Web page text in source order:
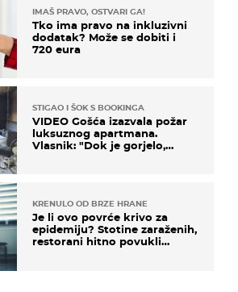
IMAŠ PRAVO, OSTVARI GA!
Tko ima pravo na inkluzivni
dodatak? Može se dobiti i
720 eura
STIGAO I ŠOK S BOOKINGA
VIDEO Gošća izazvala požar
luksuznog apartmana.
Vlasnik: "Dok je gorjelo,
KRENULO OD BRZE HRANE
Je li ovo povrće krivo za
epidemiju? Stotine zaraženih,
restorani hitno povukli